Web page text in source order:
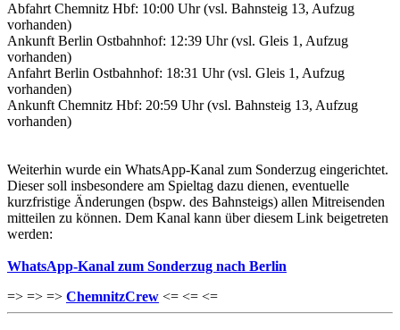
Abfahrt Chemnitz Hbf: 10:00 Uhr (vsl. Bahnsteig 13, Aufzug
vorhanden)
Ankunft Berlin Ostbahnhof: 12:39 Uhr (vsl. Gleis 1, Aufzug
vorhanden)
Anfahrt Berlin Ostbahnhof: 18:31 Uhr (vsl. Gleis 1, Aufzug
vorhanden)
Ankunft Chemnitz Hbf: 20:59 Uhr (vsl. Bahnsteig 13, Aufzug
vorhanden)
Weiterhin wurde ein WhatsApp-Kanal zum Sonderzug eingerichtet.
Dieser soll insbesondere am Spieltag dazu dienen, eventuelle
kurzfristige Änderungen (bspw. des Bahnsteigs) allen Mitreisenden
mitteilen zu können. Dem Kanal kann über diesem Link beigetreten
werden:
WhatsApp-Kanal zum Sonderzug nach Berlin
=> => => ChemnitzCrew <= <= <=